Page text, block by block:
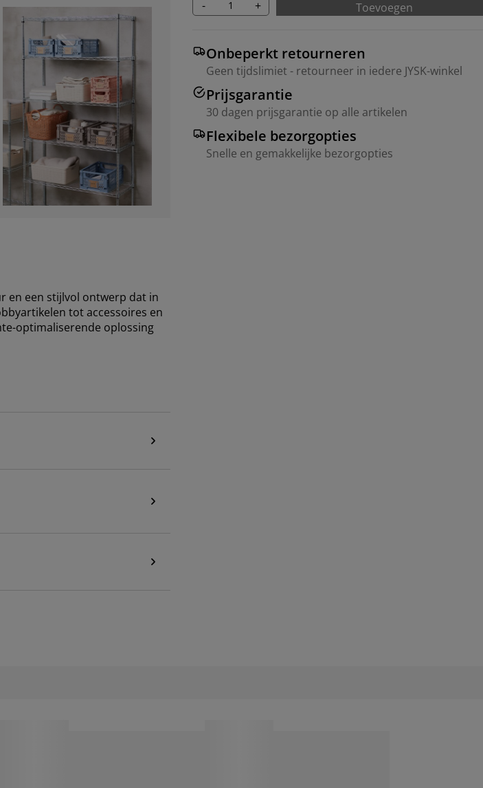
- + Toevoegen
Onbeperkt retourneren
Geen tijdslimiet - retourneer in iedere JYSK-winkel
Prijsgarantie
30 dagen prijsgarantie op alle artikelen
Flexibele bezorgopties
Snelle en gemakkelijke bezorgopties
en een stijlvol ontwerp dat in
tot accessoires en
optimaliserende oplossing